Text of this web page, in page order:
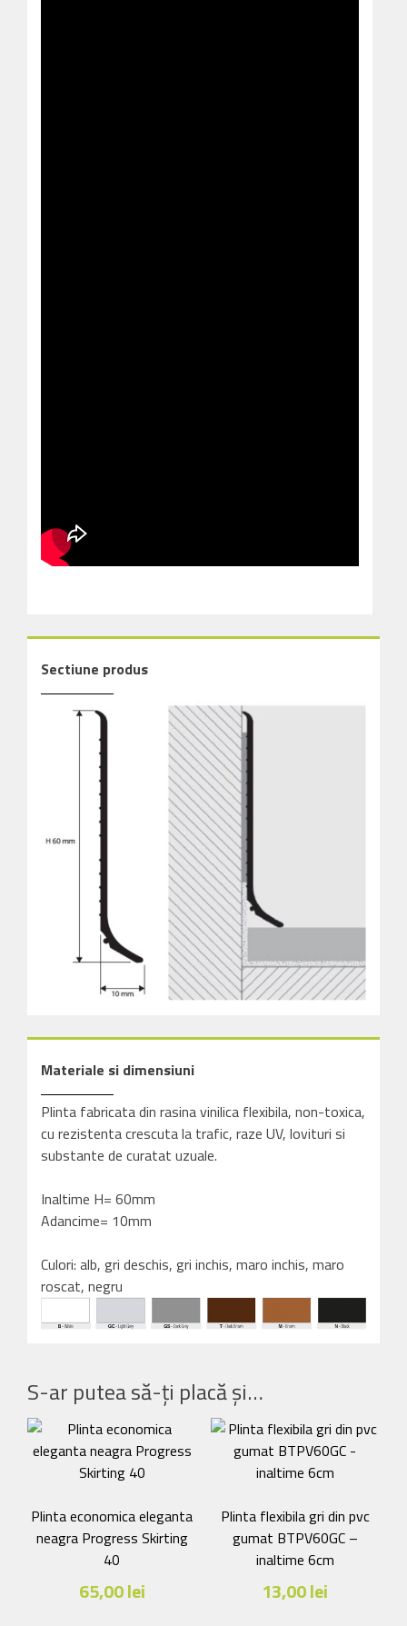
Sectiune produs
Materiale si dimensiuni
Plinta fabricata din rasina vinilica flexibila, non-toxica,
cu rezistenta crescuta la trafic, raze UV, lovituri si
substante de curatat uzuale.
Inaltime H= 60mm
Adancime= 10mm
Culori: alb, gri deschis, gri inchis, maro inchis, maro
roscat, negru
S-ar putea să-ți placă și…
Plinta economica eleganta
neagra Progress Skirting
40
65,00lei
Plinta flexibila gri din pvc
gumat BTPV60GC –
inaltime 6cm
13,00lei